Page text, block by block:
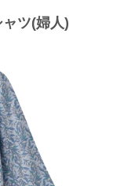
ツ(婦人)